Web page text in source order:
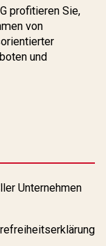
profitieren Sie,
von
und
Unternehmen